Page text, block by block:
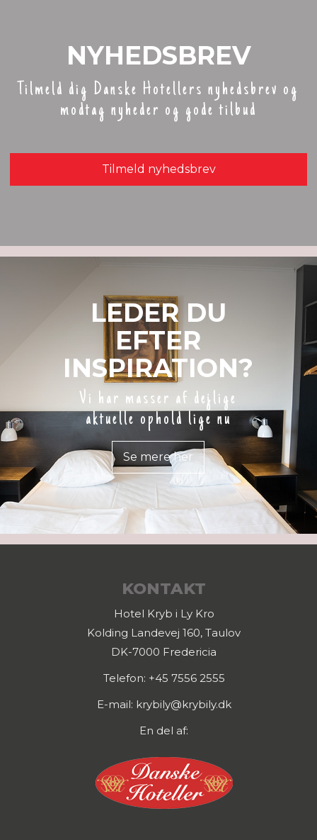
NYHEDSBREV
Tilmeld dig Danske Hotellers nyhedsbrev og
modtag nyheder og gode tilbud
Tilmeld nyhedsbrev
LEDER DU
EFTER
INSPIRATION?
Vi har masser af dejlige
aktuelle ophold lige nu
Se mere her
KONTAKT
Hotel Kryb i Ly Kro
Kolding Landevej 160, Taulov
DK-7000 Fredericia
Telefon: +45 7556 2555
E-mail: krybily@krybily.dk
En del af: